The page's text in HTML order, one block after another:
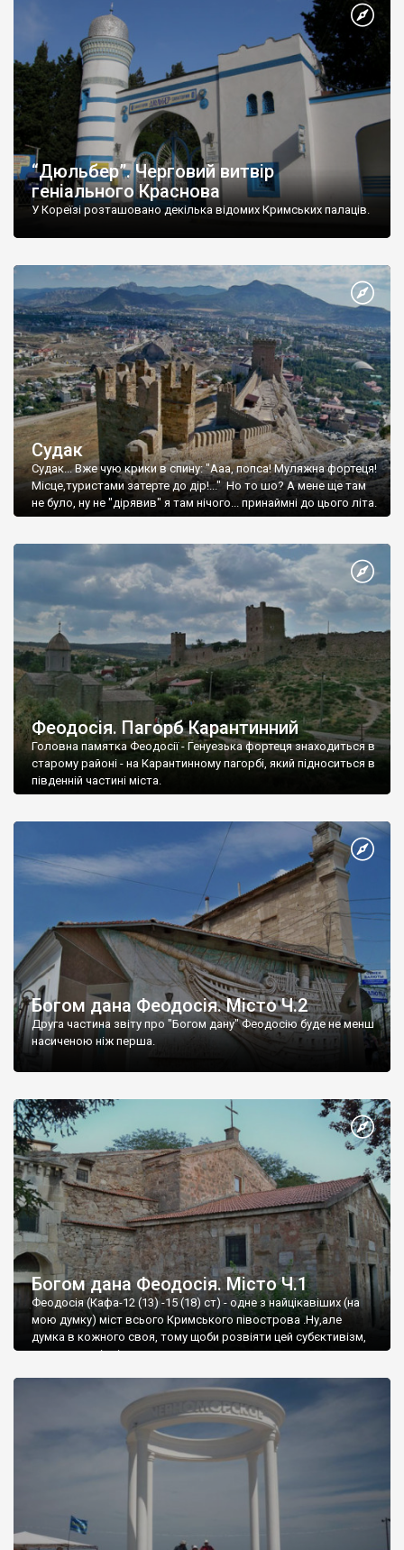
“Дюльбер”. Черговий витвір
геніального Краснова
У Кореїзі розташовано декілька відомих Кримських палаців.
Судак
Судак... Вже чую крики в спину: "Ааа, попса! Муляжна фортеця!
Місце,туристами затерте до дір!..." Но то шо? А мене ще там
не було, ну не "дірявив" я там нічого... принаймні до цього літа.
Феодосія. Пагорб Карантинний
Головна памятка Феодосії - Генуезька фортеця знаходиться в
старому районі - на Карантинному пагорбі, який підноситься в
південній частині міста.
Богом дана Феодосія. Місто Ч.2
Друга частина звіту про "Богом дану" Феодосію буде не менш
насиченою ніж перша.
Богом дана Феодосія. Місто Ч.1
Феодосія (Кафа-12 (13) -15 (18) ст) - одне з найцікавіших (на
мою думку) міст всього Кримського півострова .Ну,але
думка в кожного своя, тому щоби розвіяти цей субєктивізм,
запрошую відвідати це